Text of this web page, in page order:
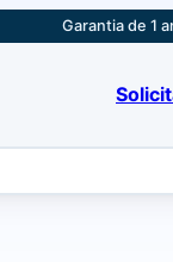
Garantia de 1